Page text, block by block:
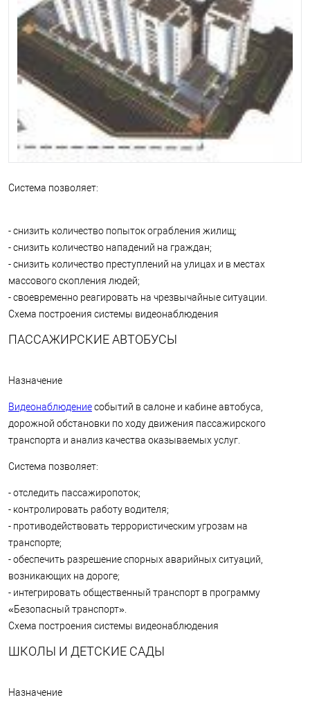
Система позволяет:
- снизить количество попыток ограбления жилищ;
- снизить количество нападений на граждан;
- снизить количество преступлений на улицах и в местах
массового скопления людей;
- своевременно реагировать на чрезвычайные ситуации.
Схема построения системы видеонаблюдения
ПАССАЖИРСКИЕ АВТОБУСЫ
Назначение
Видеонаблюдениесобытий в салоне и кабине автобуса,
дорожной обстановки по ходу движения пассажирского
транспорта и анализ качества оказываемых услуг.
Система позволяет:
- отследить пассажиропоток;
- контролировать работу водителя;
- противодействовать террористическим угрозам на
транспорте;
- обеспечить разрешение спорных аварийных ситуаций,
возникающих на дороге;
- интегрировать общественный транспорт в программу
«Безопасный транспорт».
Схема построения системы видеонаблюдения
ШКОЛЫ И ДЕТСКИЕ САДЫ
Назначение